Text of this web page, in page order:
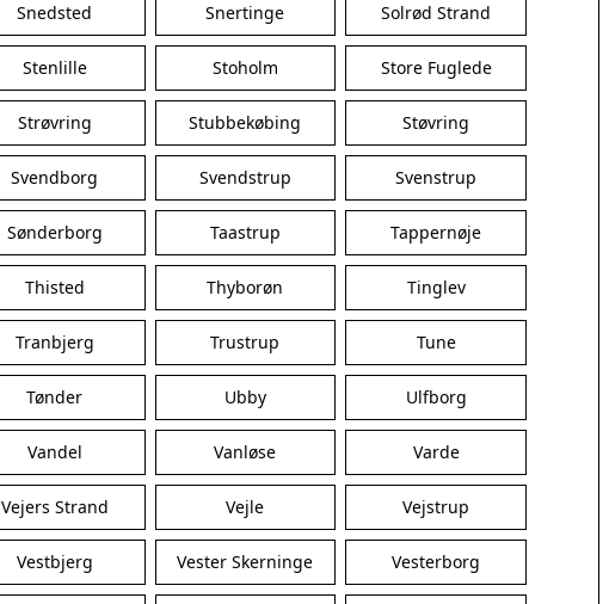
Otterup
Rudkøbing
Galten
Hadsten
Hedensted
Hobro
Lystrup
Odder
Ry
Sabro
Skanderborg
Them
Snedsted Snertinge Solrød Strand
Stenlille Stoholm Store Fuglede
Strøvring Stubbekøbing Støvring
Svendborg Svendstrup Svenstrup
Sønderborg Taastrup Tappernøje
Thisted Thyborøn Tinglev
Tranbjerg Trustrup Tune
Tønder Ubby Ulfborg
Vandel Vanløse Varde
Vejers Strand Vejle Vejstrup
Vestbjerg Vester Skerninge Vesterborg